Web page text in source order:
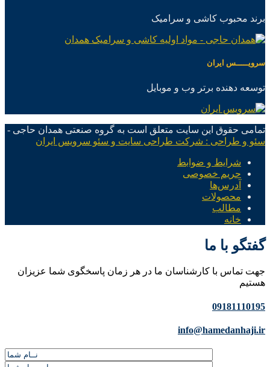
برند محبوب کاشی و سرامیک
سرویـــــس ایران
توسعه دهنده برتر وب و موبایل
تمامی حقوق این سایت متعلق است به گروه صنعتی همدان حاجی -
سئو و طراحی : شرکت طراحی سایت و سئو سرویس ایران
شرایط و ضوابط
حریم خصوصی
آدرس‌ها
محصولات
مطالب
خانه
گفتگو با ما
جهت تماس با کارشناسان ما در هر زمان پاسخگوی شما عزیزان
هستیم
09181110195
info@hamedanhaji.ir